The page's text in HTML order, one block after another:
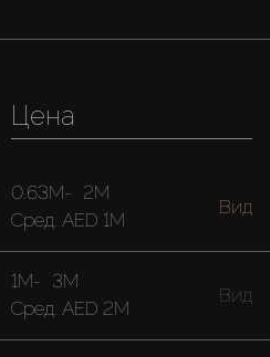
Цена
0.63M- 2M
Cред. AED 1M
Вид
1M- 3M
Cред. AED 2M
Вид